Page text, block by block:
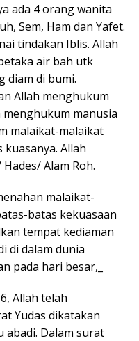
ada 4 orang wanita
Sem, Ham dan Yafet.
tindakan Iblis. Allah
air bah utk
diam di bumi.
Allah menghukum
menghukum manusia
malaikat-malaikat
Allah
Alam Roh.
malaikat-
batas kekuasaan
tempat kediaman
di dalam dunia
pada hari besar,_
Allah telah
Yudas dikatakan
abadi. Dalam surat